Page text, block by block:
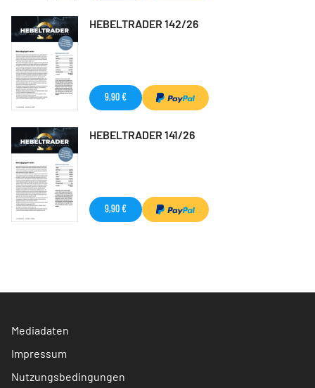
HEBELTRADER 142/26
9,90 €
HEBELTRADER 141/26
9,90 €
Mediadaten
Impressum
Nutzungsbedingungen